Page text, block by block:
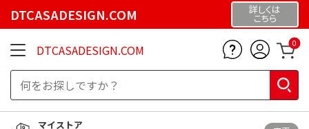
DTCASADESIGN.COM 詳しくは
こちら
DTCASADESIGN.COM 0
マイストア